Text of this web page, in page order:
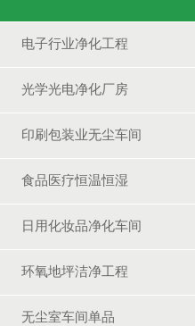
电子行业净化工程
光学光电净化厂房
印刷包装业无尘车间
食品医疗恒温恒湿
日用化妆品净化车间
环氧地坪洁净工程
无尘室车间单品